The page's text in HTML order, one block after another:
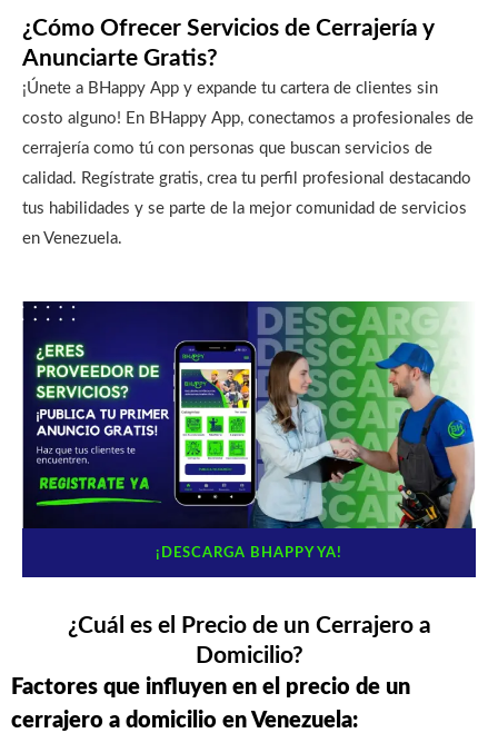
¿Cómo Ofrecer Servicios de Cerrajería y
Anunciarte Gratis?
¡Únete a BHappy App y expande tu cartera de clientes sin
costo alguno! En BHappy App, conectamos a profesionales de
cerrajería como tú con personas que buscan servicios de
calidad. Regístrate gratis, crea tu perfil profesional destacando
tus habilidades y se parte de la mejor comunidad de servicios
en Venezuela.
¡DESCARGA BHAPPY YA!
¿Cuál es el Precio de un Cerrajero a
Domicilio?
Factores que influyen en el precio de un
cerrajero a domicilio en Venezuela: